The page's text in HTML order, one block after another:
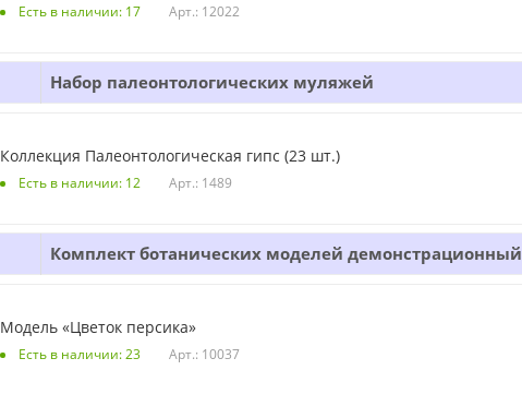
Есть в наличии: 17 Арт.: 12022
Набор палеонтологических муляжей
Коллекция Палеонтологическая гипс (23 шт.)
Есть в наличии: 12 Арт.: 1489
Комплект ботанических моделей демонстрационный
Модель «Цветок персика»
Есть в наличии: 23 Арт.: 10037